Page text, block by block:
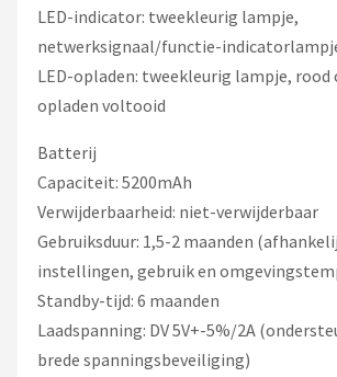
LED-indicator: tweekleurig lampje,
netwerksignaal/functie-
LED-opladen: tweekleurig lampje,
opladen voltooid
Batterij
Capaciteit: 5200mAh
Verwijderbaarheid: niet-verwijderbaar
Gebruiksduur: 1,5-2 maanden
instellingen, gebruik en
Standby-tijd: 6 maanden
Laadspanning: DV 5V+-5%/2A
brede spanningsbeveiliging)